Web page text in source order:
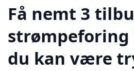
Få nemt 3
strømpeforing
du kan være